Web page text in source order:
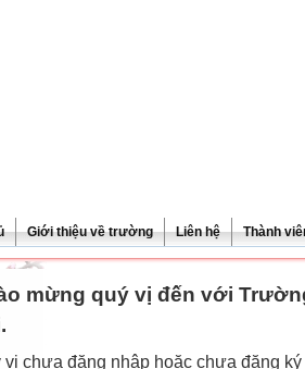
Giới thiệu về trường Liên hệ Thành
mừng quý vị đến với
vị chưa đăng nhập hoặc chưa đăng